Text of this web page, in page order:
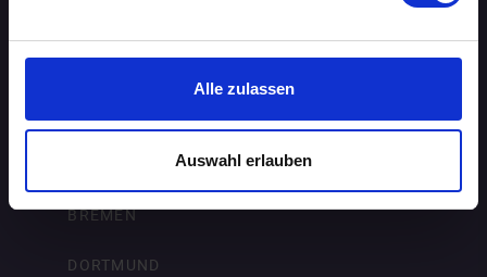
Alle zulassen
Auswahl erlauben
BRAUNSCHWEIG
BREMEN
DORTMUND